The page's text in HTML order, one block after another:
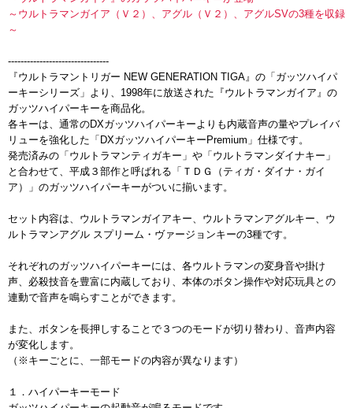
～ウルトラマンガイア（Ｖ２）、アグル（Ｖ２）、アグルSVの3種を収録
～
--------------------------------
『ウルトラマントリガー NEW GENERATION TIGA』の「ガッツハイパ
ーキーシリーズ」より、1998年に放送された『ウルトラマンガイア』の
ガッツハイパーキーを商品化。
各キーは、通常のDXガッツハイパーキーよりも内蔵音声の量やプレイバ
リューを強化した「DXガッツハイパーキーPremium」仕様です。
発売済みの「ウルトラマンティガキー」や「ウルトラマンダイナキー」
と合わせて、平成３部作と呼ばれる「ＴＤＧ（ティガ・ダイナ・ガイ
ア）」のガッツハイパーキーがついに揃います。
セット内容は、ウルトラマンガイアキー、ウルトラマンアグルキー、ウ
ルトラマンアグル スプリーム・ヴァージョンキーの3種です。
それぞれのガッツハイパーキーには、各ウルトラマンの変身音や掛け
声、必殺技音を豊富に内蔵しており、本体のボタン操作や対応玩具との
連動で音声を鳴らすことができます。
また、ボタンを長押しすることで３つのモードが切り替わり、音声内容
が変化します。
（※キーごとに、一部モードの内容が異なります）
１．ハイパーキーモード